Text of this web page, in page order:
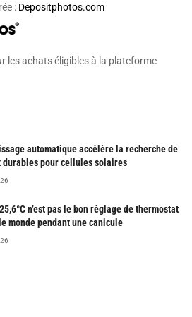
: Depositphotos.com
les achats éligibles à la plateforme
automatique accélère la recherche de
durables pour cellules solaires
n’est pas le bon réglage de thermostat
monde pendant une canicule